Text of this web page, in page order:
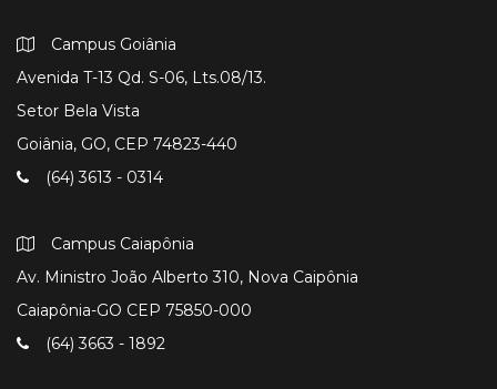
Campus Goiânia
Avenida T-13 Qd. S-06, Lts.08/13.
Setor Bela Vista
Goiânia, GO, CEP 74823-440
(64) 3613 - 0314
Campus Caiapônia
Av. Ministro João Alberto 310, Nova Caipônia
Caiapônia-GO CEP 75850-000
(64) 3663 - 1892